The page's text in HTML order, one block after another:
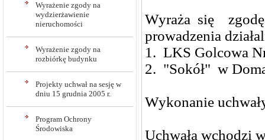
Wyrażenie zgody na
wydzierżawienie
nieruchomości
Wyrażenie zgody na
rozbiórkę budynku
Projekty uchwał na sesję w
dniu 15 grudnia 2005 r.
Program Ochrony
Środowiska
Wyraża się
prowadzenia
1. LKS Golcowa
2. "Sokół" w
Wykonanie
Uchwała wchodzi